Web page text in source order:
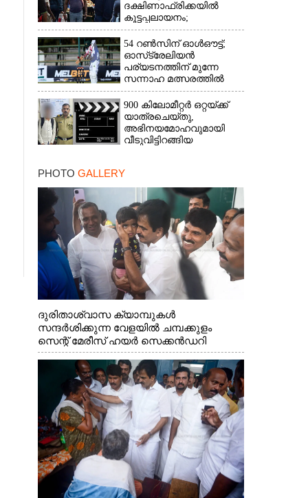
ദക്ഷിണാഫ്രിക്കയിൽ
കൂട്ടപ്പലായനം;
ജീവനുംകൊണ്ട്
നാടുകടന്നത് ഒരു
ലക്ഷത്തിലധികം പേർ
54 റൺസിന് ഓൾഔട്ട്;
ഓസ്‌ട്രേലിയൻ
പര്യടനത്തിന് മുന്നേ
സന്നാഹ മത്സരത്തിൽ
ബംഗ്ലാദേശിന് തിരിച്ചടി,
രണ്ടക്കം കടന്നത്
ഒരേയൊരു താരം
900 കിലോമീറ്റർ ഒറ്റയ്‌ക്ക്
യാത്രചെ‌യ്‌തു,​
അഭിനയമോഹവുമായി
വീടുവിട്ടിറങ്ങിയ
സിറ്റിയിൽ
PHOTO GALLERY
ദുരിതാശ്വാസ ക്യാമ്പുകൾ
സന്ദർശിക്കുന്ന വേളയിൽ ചമ്പക്കുളം
സെന്റ് മേരീസ് ഹയർ സെക്കൻഡറി
സ്കൂളിലെ ക്യാമ്പിലെത്തിയ എ.ഐ.സി.സി
ജനറൽ സെക്രട്ടറി കെ.സി
വേണുഗോപാൽ എം.പി കുരുന്നിനെ
എടുത്ത് ലാളിച്ചപ്പോൾ. സഹകരണ-
എക്സൈസ് വകുപ്പ് മന്ത്രി എം. ലിജു,
കൃഷിവകുപ്പ് മന്ത്രി ടി. സിദ്ദിഖ്, റെജി
ചെറിയാൻ എം. എൽ. എ എന്നിവർ സമീപം